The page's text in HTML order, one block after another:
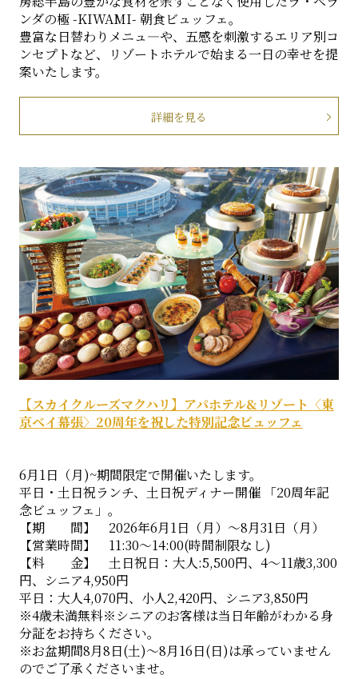
ンダの極 -KIWAMI- 朝食ビュッフェ。
豊富な日替わりメニュ―や、五感を刺激するエリア別コ
ンセプトなど、リゾートホテルで始まる一日の幸せを提
案いたします。
詳細を見る
【スカイクルーズマクハリ】アパホテル&リゾート〈東
京ベイ幕張〉20周年を祝した特別記念ビュッフェ
6月1日（月)~期間限定で開催いたします。
平日・土日祝ランチ、土日祝ディナー開催 「20周年記
念ビュッフェ」。
【期 間】 2026年6月1日（月）～8月31日（月）
【営業時間】 11:30～14:00(時間制限なし)
【料 金】 土日祝日：大人:5,500円、4～11歳3,300
円、シニア4,950円
平日：大人4,070円、小人2,420円、シニア3,850円
※4歳未満無料※シニアのお客様は当日年齢がわかる身
分証をお持ちください。
※お盆期間8月8日(土)〜8月16日(日)は承っていません
のでご了承くださいませ。